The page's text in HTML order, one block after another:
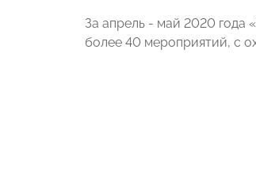
За апрель - май 2020
более 40 мероприятий, с